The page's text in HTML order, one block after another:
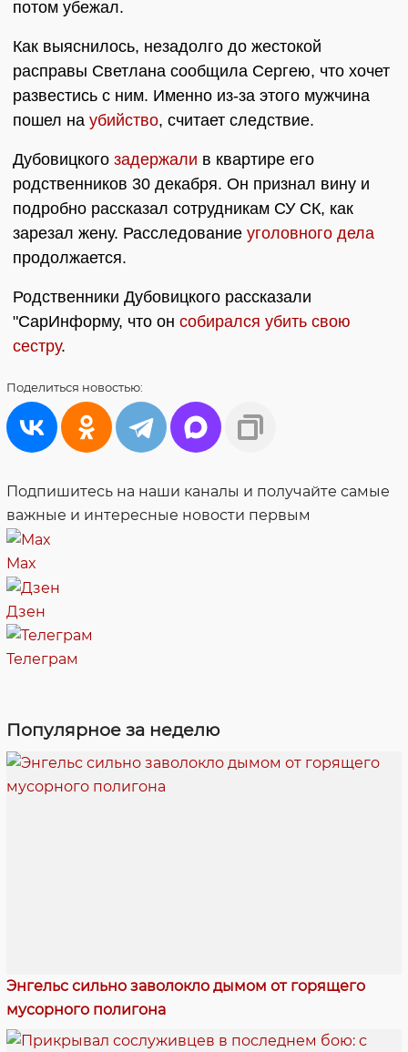
потом убежал.
Как выяснилось, незадолго до жестокой
расправы Светлана сообщила Сергею, что хочет
развестись с ним. Именно из-за этого мужчина
пошел на убийство, считает следствие.
Дубовицкого задержали в квартире его
родственников 30 декабря. Он признал вину и
подробно рассказал сотрудникам СУ СК, как
зарезал жену. Расследование уголовного дела
продолжается.
Родственники Дубовицкого рассказали
"СарИнформу, что он собирался убить свою
сестру.
Поделиться новостью:
Подпишитесь на наши каналы и получайте самые
важные и интересные новости первым
Max
Дзен
Телеграм
Популярное за неделю
Энгельс сильно заволокло дымом от горящего
мусорного полигона